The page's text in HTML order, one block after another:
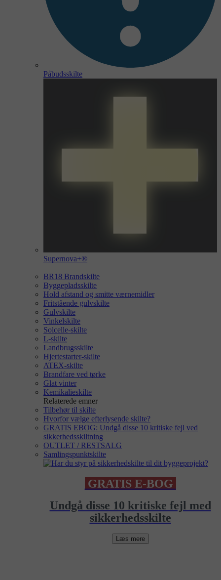
Påbudsskilte
Supernova+®
BR18 Brandskilte
Byggepladsskilte
Hold afstand og smitte værnemidler
Fritstående gulvskilte
Gulvskilte
Vinkelskilte
Solcelle-skilte
L-skilte
Landbrugsskilte
Hjertestarter-skilte
ATEX-skilte
Brandfare ved tørke
Glat vinter
Kemikalieskilte
Relaterede emner
Tilbehør til skilte
Hvorfor vælge efterlysende skilte?
GRATIS EBOG: Undgå disse 10 kritiske fejl ved
sikkerhedsskiltning
OUTLET / RESTSALG
Samlingspunktskilte
GRATIS E-BOG
Undgå disse 10 kritiske fejl med
sikkerhedsskilte
Læs mere